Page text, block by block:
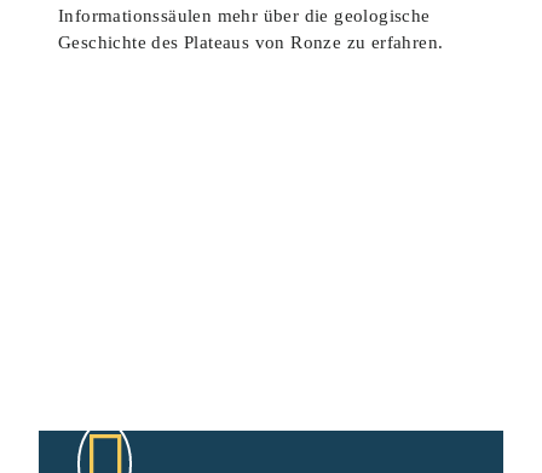
Informationssäulen mehr über die geologische
Geschichte des Plateaus von Ronze zu erfahren.